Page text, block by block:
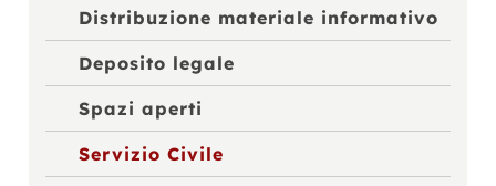
Distribuzione materiale informativo
Deposito legale
Spazi aperti
Servizio Civile